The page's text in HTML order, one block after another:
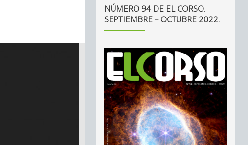
NÚMERO 94 DE EL CORSO.
SEPTIEMBRE – OCTUBRE 2022.